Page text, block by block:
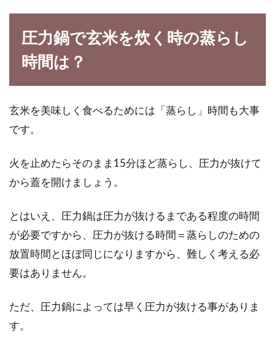
圧力鍋で玄米を炊く時の蒸らし
時間は？
玄米を美味しく食べるためには「蒸らし」時間も大事
です。
火を止めたらそのまま15分ほど蒸らし、圧力が抜けて
から蓋を開けましょう。
とはいえ、圧力鍋は圧力が抜けるまである程度の時間
が必要ですから、圧力が抜ける時間＝蒸らしのための
放置時間とほぼ同じになりますから、難しく考える必
要はありません。
ただ、圧力鍋によっては早く圧力が抜ける事がありま
す。